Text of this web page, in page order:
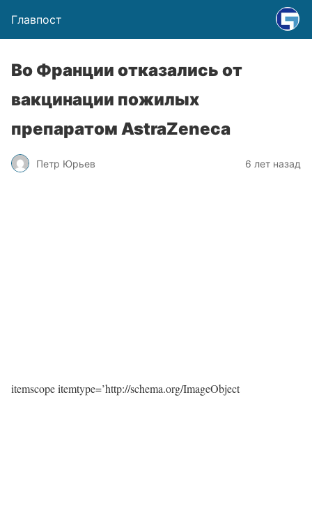
Главпост
Во Франции отказались от
вакцинации пожилых
препаратом AstraZeneca
Петр Юрьев 6 лет назад
itemscope itemtype=’http://schema.org/ImageObject